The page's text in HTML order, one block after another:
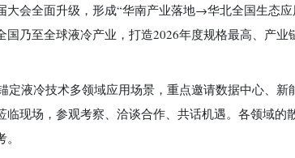
大会全面升级，形成“华南产业落地→华北全国生态
国乃至全球液冷产业，打造2026年度规格最高、产
定液冷技术多领域应用场景，重点邀请数据中心、
临现场，参观考察、洽谈合作、共话机遇。各领域